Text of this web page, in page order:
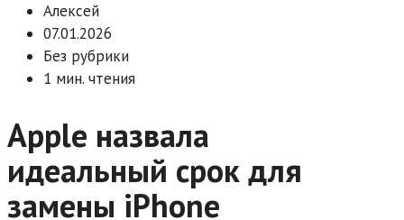
Алексей
07.01.2026
Без рубрики
1 мин. чтения
Apple назвала
идеальный срок для
замены iPhone